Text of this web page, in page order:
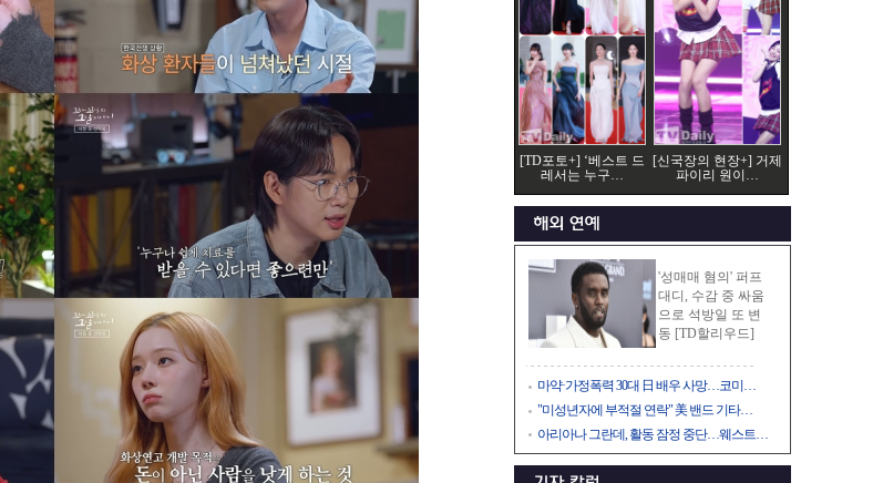
[TD포토+] ‘베스트 드
레서는 누구…
[신국장의 현장+] 거제
파이리 원이…
'성매매 혐의' 퍼프
대디, 수감 중 싸움
으로 석방일 또 변
동 [TD할리우드]
마약·가정폭력 30대 日 배우 사망…코미…
"미성년자에 부적절 연락" 美 밴드 기타…
아리아나 그란데, 활동 잠정 중단…웨스트…